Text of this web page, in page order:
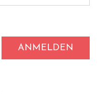
ANMELDEN